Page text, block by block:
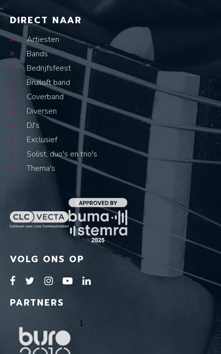
DIRECT NAAR
Artiesten
Bands
Bedrijfsfeest
Bruiloft band
Coverband
Diversen
DJ's
Exclusief
Solist, duo's en trio's
Thema's
VOLG ONS OP
PARTNERS
1